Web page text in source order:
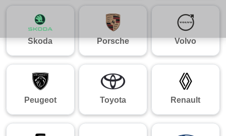
Skoda Porsche Volvo
Peugeot Toyota Renault